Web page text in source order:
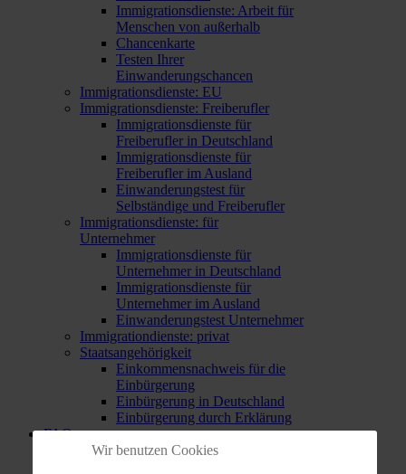
Immigrationsdienste: Arbeit für
Menschen von außerhalb
Chancenkarte
Testen Ihrer
Einwanderungschancen
Immigrationsdienste: EU
Immigrationsdienste: Freiberufler
Immigrationsdienste für
Freiberufler in Deutschland
Immigrationsdienste für
Freiberufler im Ausland
Einwanderungstest für
Selbständige und Freiberufler
Immigrationsdienste: für
Unternehmer
Immigrationsdienste für
Unternehmer in Deutschland
Immigrationsdienste für
Unternehmer im Ausland
Einwanderungstest Unternehmer
Immigrationdienste: privat
Staatsangehörigkeit
Einkommensnachweis für die
Einbürgerung
Einbürgerung in Deutschland
Einbürgerung durch Erklärung
FAQ
Arbeitsrecht
Wir benutzen Cookies